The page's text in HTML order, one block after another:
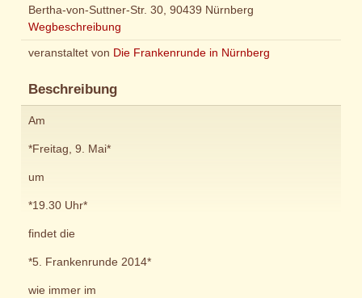
Bertha-von-Suttner-Str. 30, 90439 Nürnberg
Wegbeschreibung
veranstaltet von Die Frankenrunde in Nürnberg
Beschreibung
Am
*Freitag, 9. Mai*
um
*19.30 Uhr*
findet die
*5. Frankenrunde 2014*
wie immer im